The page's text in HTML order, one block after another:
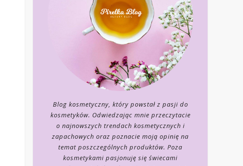
Blog kosmetyczny, który powstał z pasji do
kosmetyków. Odwiedzając mnie przeczytacie
o najnowszych trendach kosmetycznych i
zapachowych oraz poznacie moją opinię na
temat poszczególnych produktów. Poza
kosmetykami pasjonuję się świecami